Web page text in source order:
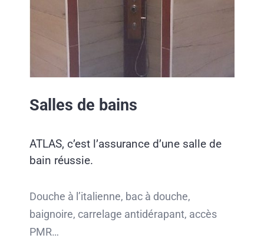
Salles de bains
ATLAS, c’est l’assurance d’une salle de
bain réussie.
Douche à l’italienne, bac à douche,
baignoire, carrelage antidérapant, accès
PMR…